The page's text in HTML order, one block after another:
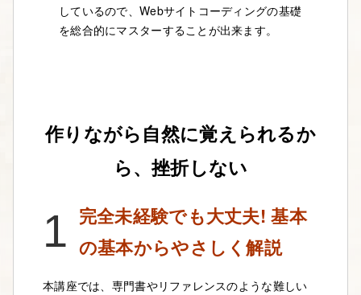
しているので、Webサイトコーディングの基礎
を総合的にマスターすることが出来ます。
作りながら自然に覚えられるか
ら、挫折しない
1 完全未経験でも大丈夫! 基本
の基本からやさしく解説
本講座では、専門書やリファレンスのような難しい